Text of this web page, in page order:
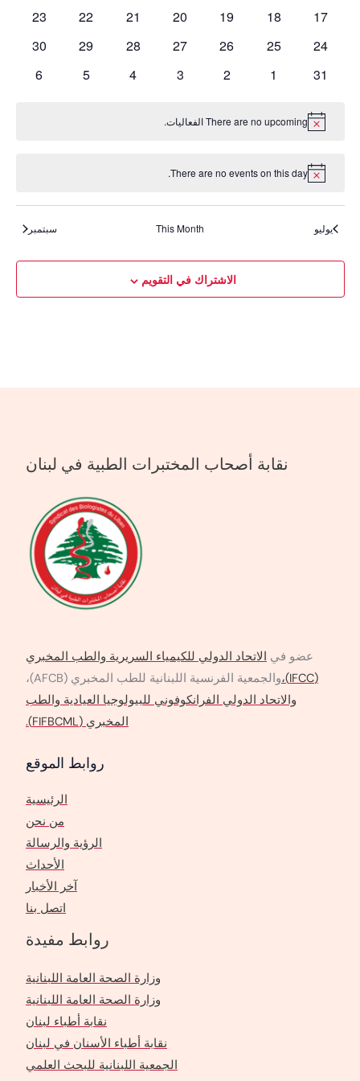
0
17
0
18
0
19
0
20
0
21
0
22
0
23
0
24
0
25
0
26
0
27
0
28
0
29
0
30
0
31
0
1
0
2
0
3
0
4
0
5
0
6
Notice There are no upcoming الفعاليات.
Notice
There are no events on this day.
يوليو This Month سبتمبر
الاشتراك في التقويم
نقابة أصحاب المختبرات الطبية في لبنان
عضو في الاتحاد الدولي للكيمياء السريرية والطب المخبري
(IFCC)،
والجمعية الفرنسية اللبنانية للطب المخبري (AFCB)،
والاتحاد الدولي الفرانكوفوني للبيولوجيا العيادية والطب
المخبري (FIFBCML).
روابط الموقع
الرئيسية
من نحن
الرؤية والرسالة
الأحداث
آخر الأخبار
اتصل بنا
روابط مفيدة
وزارة الصحة العامة اللبنانية
وزارة الصحة العامة اللبنانية
نقابة أطباء لبنان
نقابة أطباء الأسنان في لبنان
الجمعية اللبنانية للبحث العلمي